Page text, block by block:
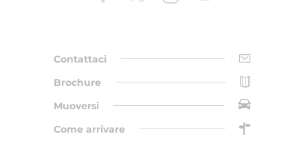
Contattaci
Brochure
Muoversi
Come arrivare